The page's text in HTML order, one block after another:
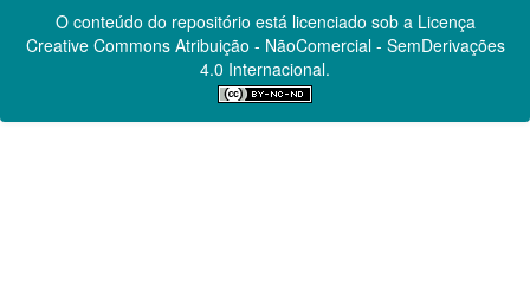
O conteúdo do repositório está licenciado sob a Licença
Creative CommonsAtribuição - NãoComercial - SemDerivações
4.0 Internacional.